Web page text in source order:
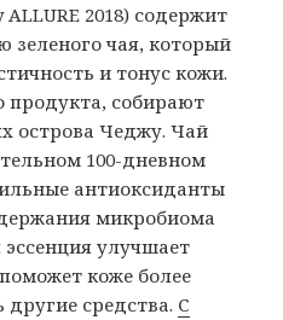
ALLURE 2018) содержит
зеленого чая, который
и тонус кожи.
продукта, собирают
острова Чеджу. Чай
100-дневном
антиоксиданты
микробиома
улучшает
коже более
средства. С